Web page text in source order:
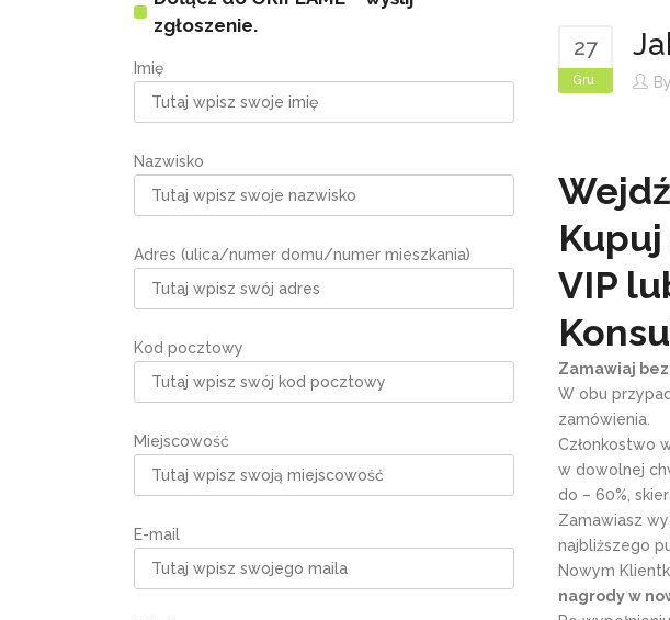
zgłoszenie.
Imię
Nazwisko
Adres (ulica/numer domu/numer mieszkania)
Kod pocztowy
Miejscowość
E-mail
27
Gru By
VIP
Zamawiaj
W obu
zamówienia.
Członkostwo
w dowolnej
do – 60%,
Zamawiasz
najbliższego
Nowym
nagrody w